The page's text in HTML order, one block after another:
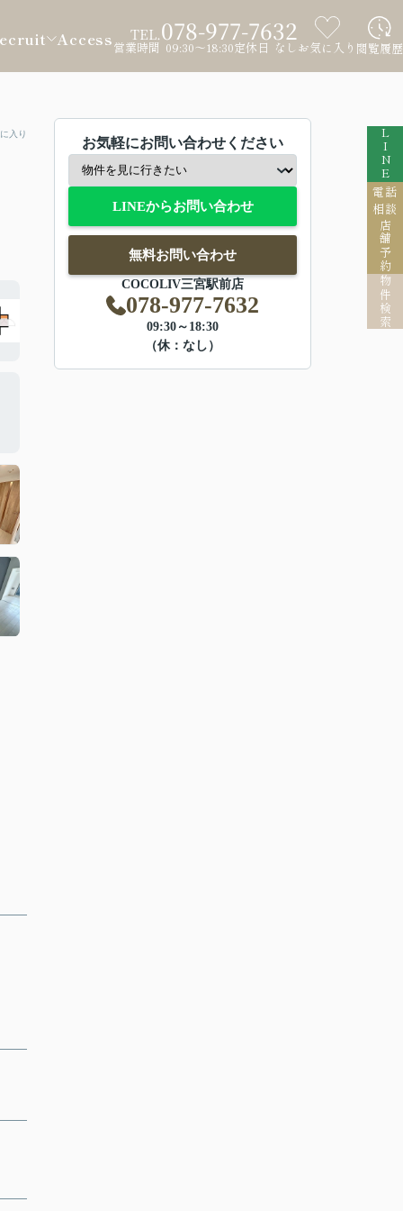
Access TEL.078-977-7632
営業時間 09:30～18:30定休日 なし お気に入り 閲覧履歴
LINE
電話
相談
店舗予約
物件検索
入り
お気軽にお問い合わせください
LINEからお問い合わせ
無料お問い合わせ
COCOLIV三宮駅前店
078-977-7632
09:30～18:30
（休：なし）